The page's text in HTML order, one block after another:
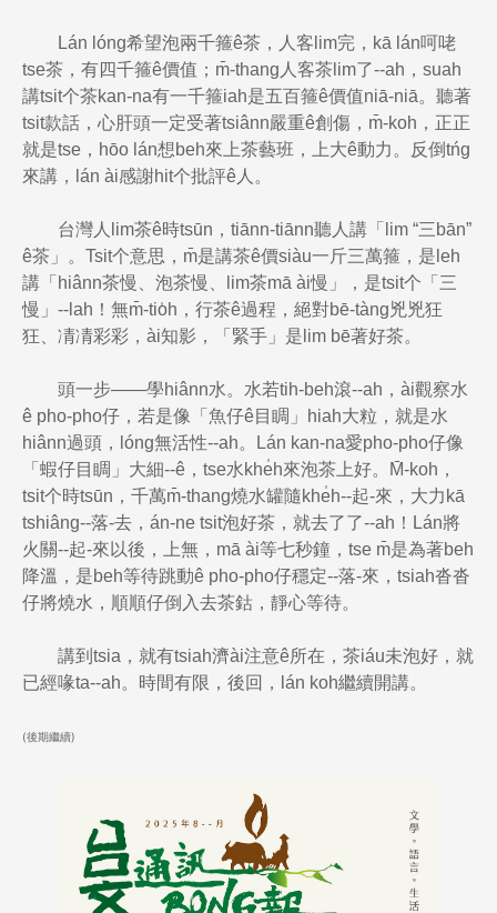
Lán lóng希望泡兩千箍ê茶，人客lim完，kā lán呵咾
tse茶，有四千箍ê價值；m̄-thang人客茶lim了--ah，suah
講tsit个茶kan-na有一千箍iah是五百箍ê價值niā-niā。聽著
tsit款話，心肝頭一定受著tsiânn嚴重ê創傷，m̄-koh，正正
就是tse，hōo lán想beh來上茶藝班，上大ê動力。反倒tńg
來講，lán ài感謝hit个批評ê人。
台灣人lim茶ê時tsūn，tiānn-tiānn聽人講「lim “三bān”
ê茶」。Tsit个意思，m̄是講茶ê價siàu一斤三萬箍，是leh
講「hiânn茶慢、泡茶慢、lim茶mā ài慢」，是tsit个「三
慢」--lah！無m̄-tio̍h，行茶ê過程，絕對bē-tàng兇兇狂
狂、凊凊彩彩，ài知影，「緊手」是lim bē著好茶。
頭一步——學hiânn水。水若tih-beh滾--ah，ài觀察水
ê pho-pho仔，若是像「魚仔ê目睭」hiah大粒，就是水
hiânn過頭，lóng無活性--ah。Lán kan-na愛pho-pho仔像
「蝦仔目睭」大細--ê，tse水khe̍h來泡茶上好。M̄-koh，
tsit个時tsūn，千萬m̄-thang燒水罐隨khe̍h--起-來，大力kā
tshiâng--落-去，án-ne tsit泡好茶，就去了了--ah！Lán將
火關--起-來以後，上無，mā ài等七秒鐘，tse m̄是為著beh
降溫，是beh等待跳動ê pho-pho仔穩定--落-來，tsiah沓沓
仔將燒水，順順仔倒入去茶鈷，靜心等待。
講到tsia，就有tsiah濟ài注意ê所在，茶iáu未泡好，就
已經喙ta--ah。時間有限，後回，lán koh繼續開講。
(後期繼續)